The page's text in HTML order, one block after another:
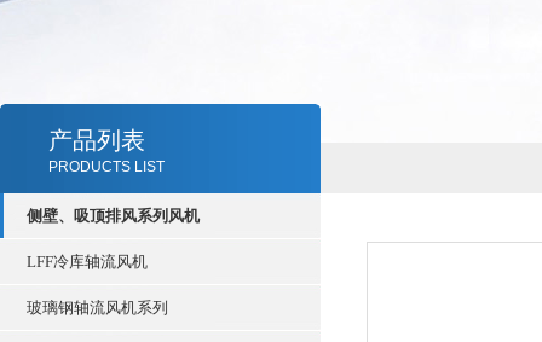
产品列表
PRODUCTS LIST
侧壁、吸顶排风系列风机
LFF冷库轴流风机
玻璃钢轴流风机系列